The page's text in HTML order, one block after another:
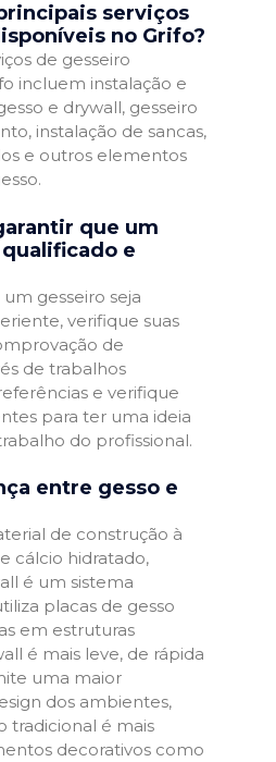
serviços
no Grifo?
de gesseiro
incluem instalação e
e drywall, gesseiro
instalação de sancas,
e outros elementos
que um
e
gesseiro seja
verifique suas
de
de trabalhos
e verifique
para ter uma ideia
do profissional.
entre gesso e
de construção à
cálcio hidratado,
é um sistema
placas de gesso
em estruturas
é mais leve, de rápida
uma maior
dos ambientes,
tradicional é mais
decorativos como